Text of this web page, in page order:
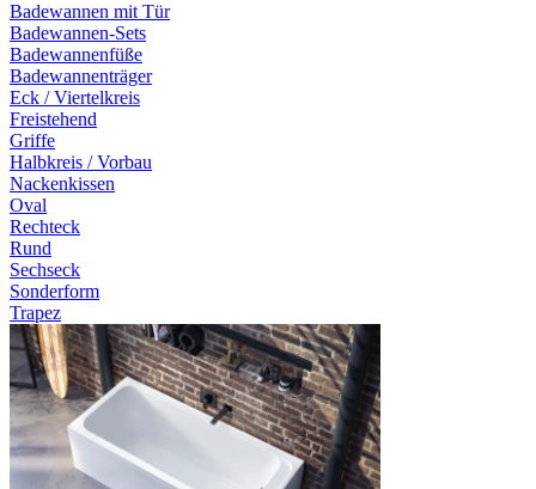
Badewannen mit Tür
Badewannen-Sets
Badewannenfüße
Badewannenträger
Eck / Viertelkreis
Freistehend
Griffe
Halbkreis / Vorbau
Nackenkissen
Oval
Rechteck
Rund
Sechseck
Sonderform
Trapez